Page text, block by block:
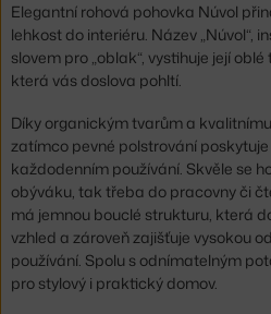
Elegantní rohová pohovka Núvol
lehkost do interiéru. Název „Núvol“,
slovem pro „oblak“, vystihuje její
která vás doslova pohltí.
Díky organickým tvarům a
zatímco pevné polstrování
každodenním používání. Skvěle se
obýváku, tak třeba do pracovny či
má jemnou bouclé strukturu, která
vzhled a zároveň zajišťuje vysokou
používání. Spolu s odnímatelným
pro stylový i praktický domov.